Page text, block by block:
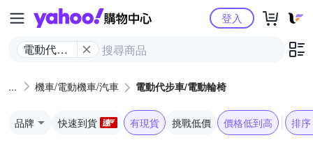
Yahoo購物中心
電動代步
椅
登入
機車/電動機車/汽車 電動代步車/電動輪椅
品牌 快速到貨 有現貨 挑戰低價 價格低到高 排序